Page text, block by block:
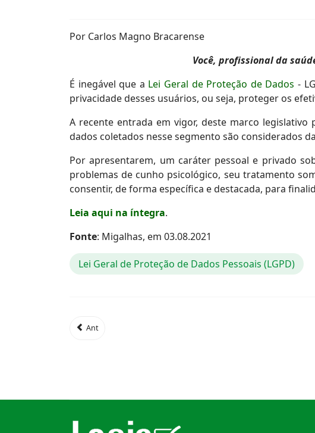
Por Carlos Magno Bracarense
Você, profissional da
É inegável que a Lei Geral de Proteção de Dados -
privacidade desses usuários, ou seja, proteger os
A recente entrada em vigor, deste marco
dados coletados nesse segmento são considerados
Por apresentarem, um caráter pessoal e privado
problemas de cunho psicológico, seu tratamento
consentir, de forma específica e destacada, para
Leia aqui na íntegra.
Fonte: Migalhas, em 03.08.2021
Lei Geral de Proteção de Dados Pessoais (LGPD)
Ant